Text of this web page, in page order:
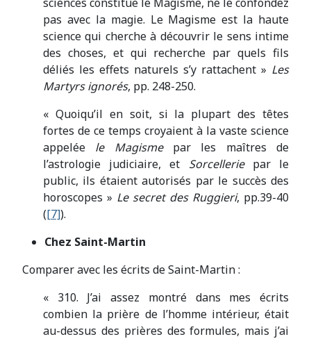
pas avec la magie. Le Magisme est la haute
science qui cherche à découvrir le sens intime
des choses, et qui recherche par quels fils
déliés les effets naturels s’y rattachent » Les
Martyrs ignorés, pp. 248-250.
« Quoiqu’il en soit, si la plupart des têtes
fortes de ce temps croyaient à la vaste science
appelée le Magismepar les maîtres de
l’astrologie judiciaire, et Sorcelleriepar le
public, ils étaient autorisés par le succès des
horoscopes » Le secret des Ruggieri, pp.39-40
([7]).
Chez Saint-Martin
Comparer avec les écrits de Saint-Martin :
« 310. J’ai assez montré dans mes écrits
combien la prière de l’homme intérieur, était
au-dessus des prières des formules, mais j’ai